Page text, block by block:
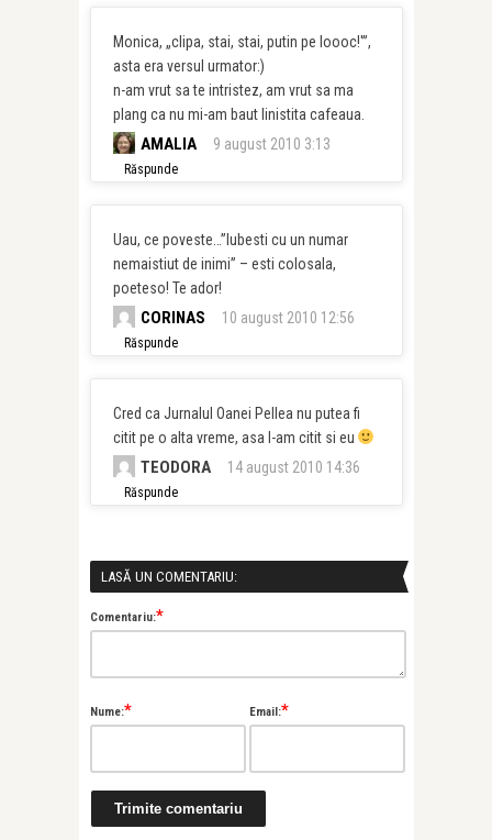
Monica, „clipa, stai, stai, putin pe loooc!'”,
asta era versul urmator:)
n-am vrut sa te intristez, am vrut sa ma
plang ca nu mi-am baut linistita cafeaua.
AMALIA 9 august 2010 3:13
Răspunde
Uau, ce poveste…”Iubesti cu un numar
nemaistiut de inimi” – esti colosala,
poeteso! Te ador!
CORINAS 10 august 2010 12:56
Răspunde
Cred ca Jurnalul Oanei Pellea nu putea fi
citit pe o alta vreme, asa l-am citit si eu
TEODORA 14 august 2010 14:36
Răspunde
LASĂ UN COMENTARIU:
Comentariu:*
Nume:* Email:*